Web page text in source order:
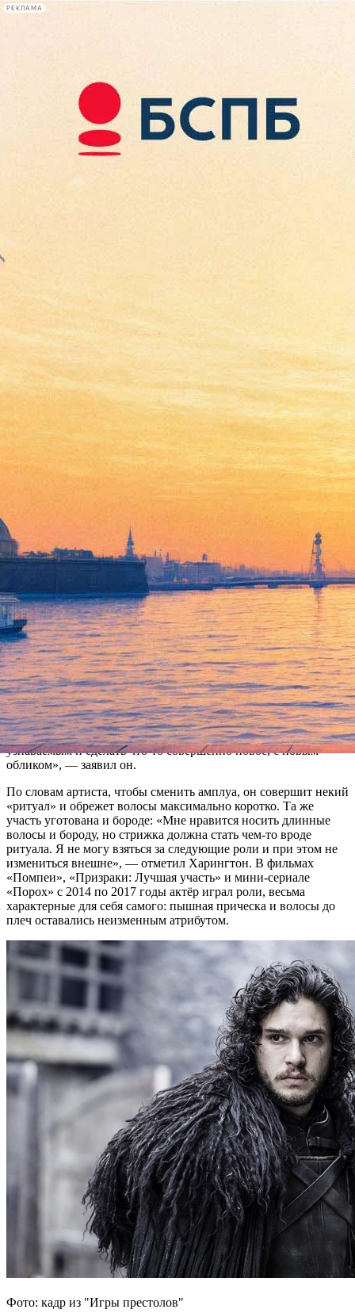
РЕКЛАМА
Сегодня:
2026.08.07
19:05
Афиша Plus
Звезда «Игры Престолов»
избавится от знаменитой
прически
Версия для печати
Съемки последнего сезона «Игры Престолов» находятся на
завершающей стадии. И если Эмилия Кларк просто написала
пост , как съездила попрощаться «с землей, которая стала
домом <…> почти на десять лет», то исполнитель роли Джона
Сноу Кит Харингтон поступил по-другому. Он заявил, что из
себя «изживет» героя в парикмахерской.
Судя по признанию актера в интервьюEntertainment Weekly,
лохматая прическа Сноу уже много лет не позволяет
Харингтону расслабиться даже в повседневной жизни. «Я бы
хотел отойти в сторону и немного насладиться
неизвестностью. Постричься, перестать быть таким
узнаваемым и сделать что-то совершенно новое, с новым
обликом», — заявил он.
По словам артиста, чтобы сменить амплуа, он совершит некий
«ритуал» и обрежет волосы максимально коротко. Та же
участь уготована и бороде: «Мне нравится носить длинные
волосы и бороду, но стрижка должна стать чем-то вроде
ритуала. Я не могу взяться за следующие роли и при этом не
измениться внешне», — отметил Харингтон. В фильмах
«Помпеи», «Призраки: Лучшая участь» и мини-сериале
«Порох» с 2014 по 2017 годы актёр играл роли, весьма
характерные для себя самого: пышная прическа и волосы до
плеч оставались неизменным атрибутом.
Фото: кадр из "Игры престолов"